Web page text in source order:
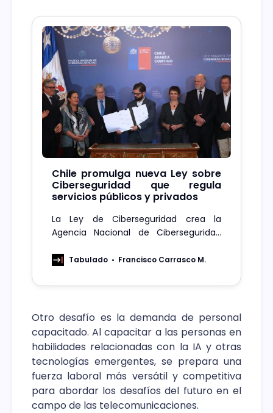
Chile promulga nueva Ley sobre
Ciberseguridad que regula
servicios públicos y privados
La Ley de Ciberseguridad crea la
Agencia Nacional de Ciberseguridad
ciberseguridad del país encargado de
los organismos públicos y privados que
Tabulado Francisco Carrasco M.
Otro desafío es la demanda de personal
capacitado. Al capacitar a las personas en
habilidades relacionadas con la IA y otras
tecnologías emergentes, se prepara una
fuerza laboral más versátil y competitiva
para abordar los desafíos del futuro en el
campo de las telecomunicaciones.